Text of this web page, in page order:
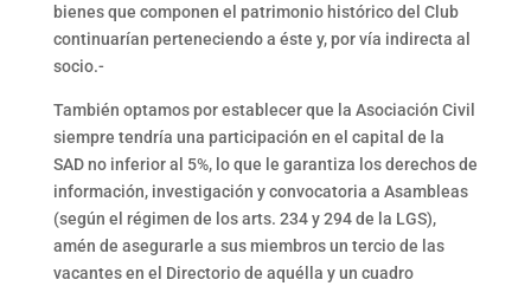
bienes que componen el patrimonio histórico del Club
continuarían perteneciendo a éste y, por vía indirecta al
socio.-
También optamos por establecer que la Asociación Civil
siempre tendría una participación en el capital de la
SAD no inferior al 5%, lo que le garantiza los derechos de
información, investigación y convocatoria a Asambleas
(según el régimen de los arts. 234 y 294 de la LGS),
amén de asegurarle a sus miembros un tercio de las
vacantes en el Directorio de aquélla y un cuadro